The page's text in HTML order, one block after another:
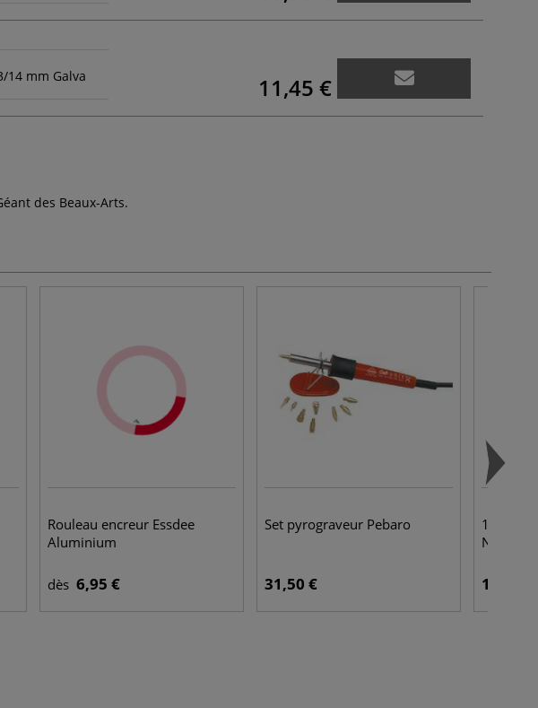
14 mm Galva 11,45 €
des Beaux-Arts.
Rouleau encreur Essdee
Aluminium
dès 6,95 €
Set pyrograveur Pebaro
31,50 €
1 000
N° 10
1,55 €